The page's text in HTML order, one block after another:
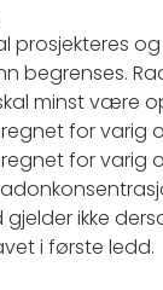
prosjekteres
begrenses.
minst være
for varig
for varig
gjelder ikke
i første ledd.